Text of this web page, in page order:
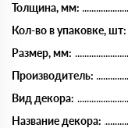
Толщина, мм:
Кол-во в упаковке, шт:
Размер, мм:
Производитель:
Вид декора:
Название декора: